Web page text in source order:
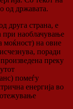
од државата.
друга страна, е
при наоблачување
моќност) на овие
поради
преку
помеѓу
енергија во